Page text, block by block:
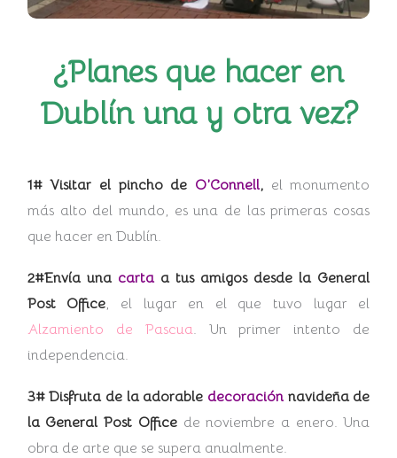
¿Planes que hacer en
Dublín una y otra vez?
1# Visitar el pincho de O’Connell, el monumento
más alto del mundo, es una de las primeras cosas
que hacer en Dublín.
2#Envía una cartaa tus amigos desde la General
Post Office, el lugar en el que tuvo lugar el
Alzamiento de Pascua. Un primer intento de
independencia.
3# Disfruta de la adorable decoraciónnavideña de
la General Post Officede noviembre a enero. Una
obra de arte que se supera anualmente.